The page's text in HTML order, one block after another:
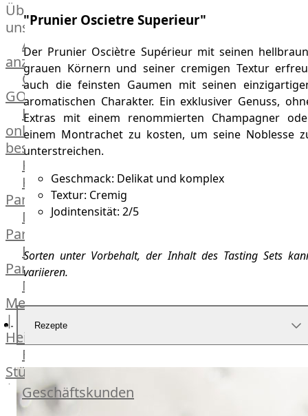
Über
uns
Alle
anzeigen
OTTO
GOURMET
Lebensmittel
online
bestellen
Karriere
Kochschul-
Partner
Depot-
Partner
Frischetheken-
Partner
Männer
Metzger
|
Heinsberg
Feinkost
Stüttgen
|
Düsseldorf
Geschäftskunden
"Prunier Oscietre Superieur"
Der Prunier Osciètre Supérieur mit seinen
grauen Körnern und seiner cremigen Textur
auch die feinsten Gaumen mit seinen
aromatischen Charakter. Ein exklusiver Genuss,
Extras mit einem renommierten Champagner
einem Montrachet zu kosten, um seine Noblesse
unterstreichen.
Geschmack: Delikat und komplex
Textur: Cremig
Jodintensität: 2/5
Sorten unter Vorbehalt, der Inhalt des Tasting Sets
variieren.
Rezepte